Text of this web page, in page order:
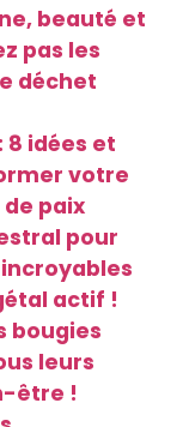
beauté et
pas les
déchet
8 idées et
votre
paix
pour
actif !
bougies
leurs
être !